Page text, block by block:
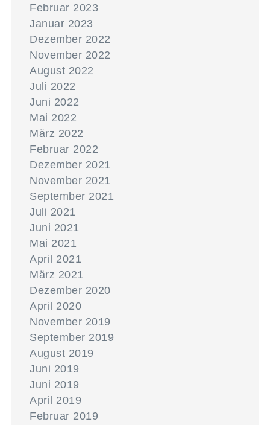
Februar 2023
Januar 2023
Dezember 2022
November 2022
August 2022
Juli 2022
Juni 2022
Mai 2022
März 2022
Februar 2022
Dezember 2021
November 2021
September 2021
Juli 2021
Juni 2021
Mai 2021
April 2021
März 2021
Dezember 2020
April 2020
November 2019
September 2019
August 2019
Juni 2019
Juni 2019
April 2019
Februar 2019